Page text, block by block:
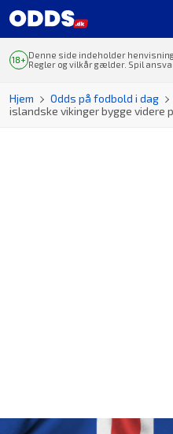
Hjem Odds på fodbold i dag
islandske vikinger bygge videre
Denne side indeholder
Regler og vilkår gælder. Spil